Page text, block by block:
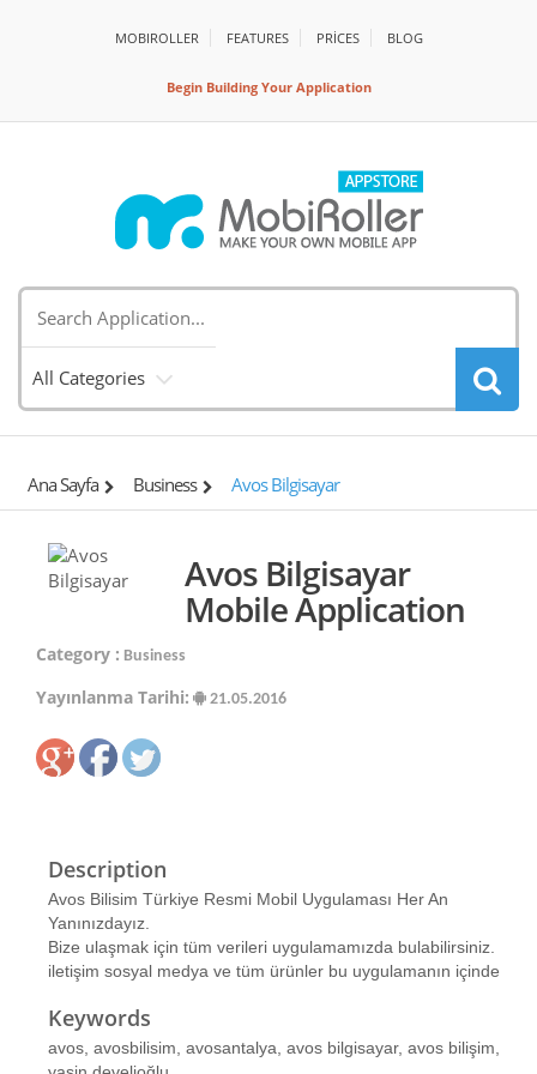
MOBIROLLER FEATURES PRİCES BLOG
Begin Building Your Application
All Categories
Ana Sayfa Business Avos Bilgisayar
Avos Bilgisayar
Mobile Application
Category : Business
Yayınlanma Tarihi: 21.05.2016
Description
Avos Bilisim Türkiye Resmi Mobil Uygulaması Her An
Yanınızdayız.
Bize ulaşmak için tüm verileri uygulamamızda bulabilirsiniz.
iletişim sosyal medya ve tüm ürünler bu uygulamanın içinde
Keywords
avos, avosbilisim, avosantalya, avos bilgisayar, avos bilişim,